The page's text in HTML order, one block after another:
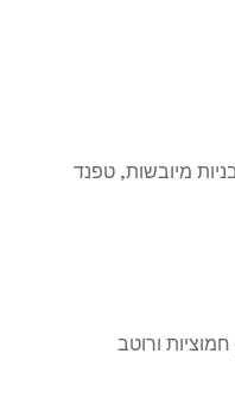
מיובשות, טפנד
ורוטב